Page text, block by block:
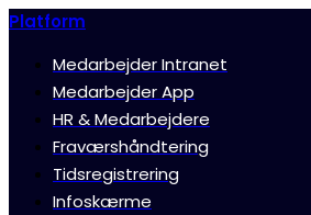
Platform
Medarbejder Intranet
Medarbejder App
HR & Medarbejdere
Fraværshåndtering
Tidsregistrering
Infoskærme